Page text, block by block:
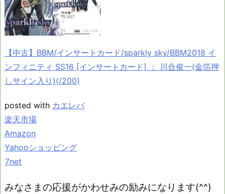
【中古】BBM/インサートカード/sparkly sky/BBM2018 イ
ンフィニティ SS16 [インサートカード] ： 川合俊一(金箔押
しサイン入り)(/200)
posted with カエレバ
楽天市場
Amazon
Yahooショッピング
7net
みなさまの応援がかわせみの励みになります(^^)